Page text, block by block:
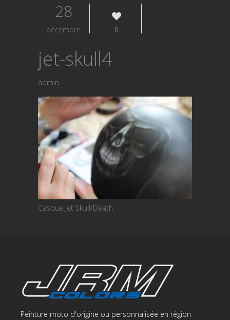
28
décembre 0
jet-skull4
admin |
Casque Jet Skull/Death
Peinture moto d'origine ou personnalisée en région